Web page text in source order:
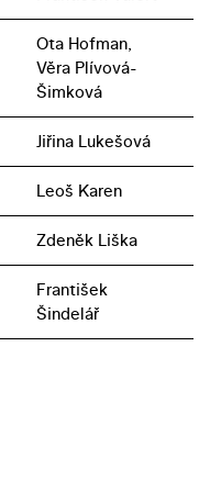
Ota Hofman,
Věra Plívová-
Šimková
Jiřina Lukešová
Leoš Karen
Zdeněk Liška
František
Šindelář